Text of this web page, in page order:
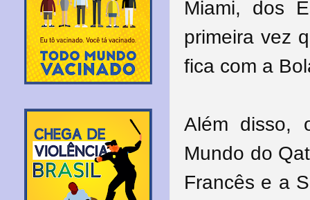
Miami, dos
primeira vez
fica com a
Além disso,
Mundo do
Francês e a